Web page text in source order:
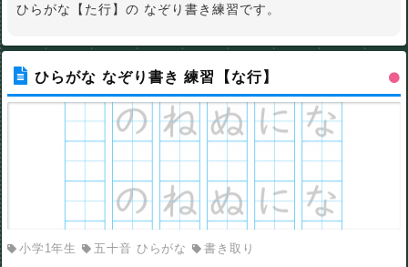
ひらがな【た行】の なぞり書き練習です。
ひらがな なぞり書き 練習【な行】
小学1年生 五十音 ひらがな 書き取り